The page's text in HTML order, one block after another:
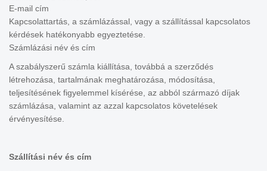
E-mail cím
Kapcsolattartás, a számlázással, vagy a szállítással kapcsolatos
kérdések hatékonyabb egyeztetése.
Számlázási név és cím
A szabályszerű számla kiállítása, továbbá a szerződés
létrehozása, tartalmának meghatározása, módosítása,
teljesítésének figyelemmel kísérése, az abból származó díjak
számlázása, valamint az azzal kapcsolatos követelések
érvényesítése.
Szállítási név és cím